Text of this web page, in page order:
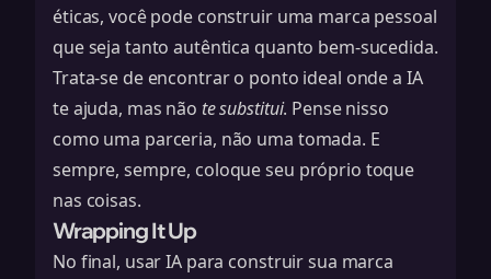
éticas, você pode construir uma marca pessoal
que seja tanto autêntica quanto bem-sucedida.
Trata-se de encontrar o ponto ideal onde a IA
te ajuda, mas não te substitui. Pense nisso
como uma parceria, não uma tomada. E
sempre, sempre, coloque seu próprio toque
nas coisas.
Wrapping It Up
No final, usar IA para construir sua marca